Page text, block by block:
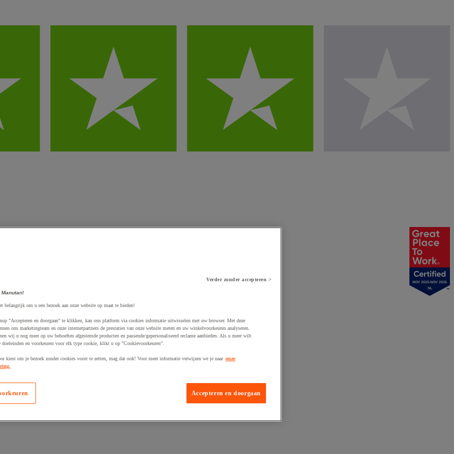
NOV 2025-NOV 2026
NL
Verder zonder accepteren >
belangrijk om u een bezoek aan onze website op maat te bieden!
"Accepteren en doorgaan" te klikken, kan ons platform via cookies informatie uitwisselen met uw browser. Met deze
ons marketingteam en onze internetpartners de prestaties van onze website meten en uw winkelvoorkeuren analyseren.
wij u nog meer op uw behoeften afgestemde producten en passende/gepersonaliseerd reclame aanbieden. Als u meer wilt
doeleinden en voorkeuren voor elk type cookie, klikt u op "Cookievoorkeuren".
kiest om je bezoek zonder cookies voort te zetten, mag dat ook! Voor meer informatie verwijzen we je naar onze
Accepteren en doorgaan